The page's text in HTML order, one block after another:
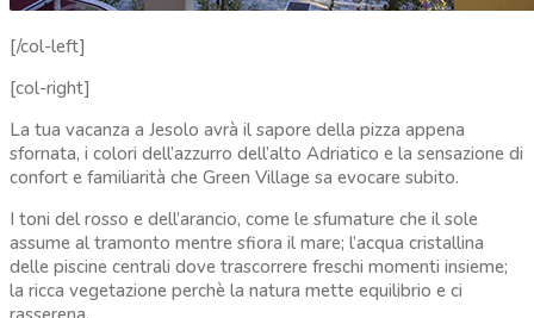
[/col-left]
[col-right]
La tua vacanza a Jesolo avrà il sapore della pizza appena
sfornata, i colori dell’azzurro dell’alto Adriatico e la sensazione di
confort e familiarità che Green Village sa evocare subito.
I toni del rosso e dell’arancio, come le sfumature che il sole
assume al tramonto mentre sfiora il mare; l’acqua cristallina
delle piscine centrali dove trascorrere freschi momenti insieme;
la ricca vegetazione perchè la natura mette equilibrio e ci